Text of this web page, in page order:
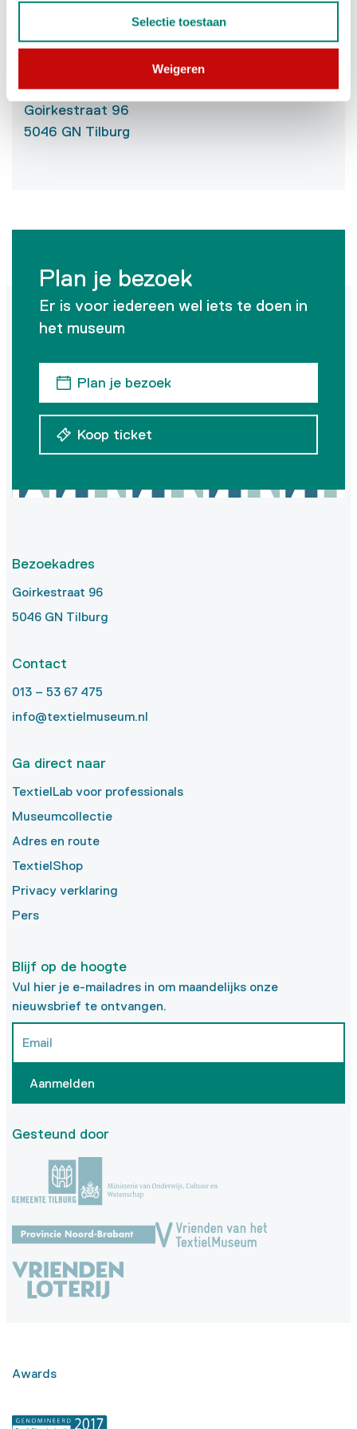
Selectie toestaan
Weigeren
T: 013 – 536 74 75
M:vrienden@textielmuseum.nl
Goirkestraat 96
5046 GN Tilburg
Plan je bezoek
Er is voor iedereen wel iets te doen in
het museum
Plan je bezoek
Koop ticket
Bezoekadres
Goirkestraat 96
5046 GN Tilburg
Contact
013 – 53 67 475
info@textielmuseum.nl
Ga direct naar
TextielLab voor professionals
Museumcollectie
Adres en route
TextielShop
Privacy verklaring
Pers
Blijf op de hoogte
Vul hier je e-mailadres in om maandelijks onze
nieuwsbrief te ontvangen.
Aanmelden
Gesteund door
Awards